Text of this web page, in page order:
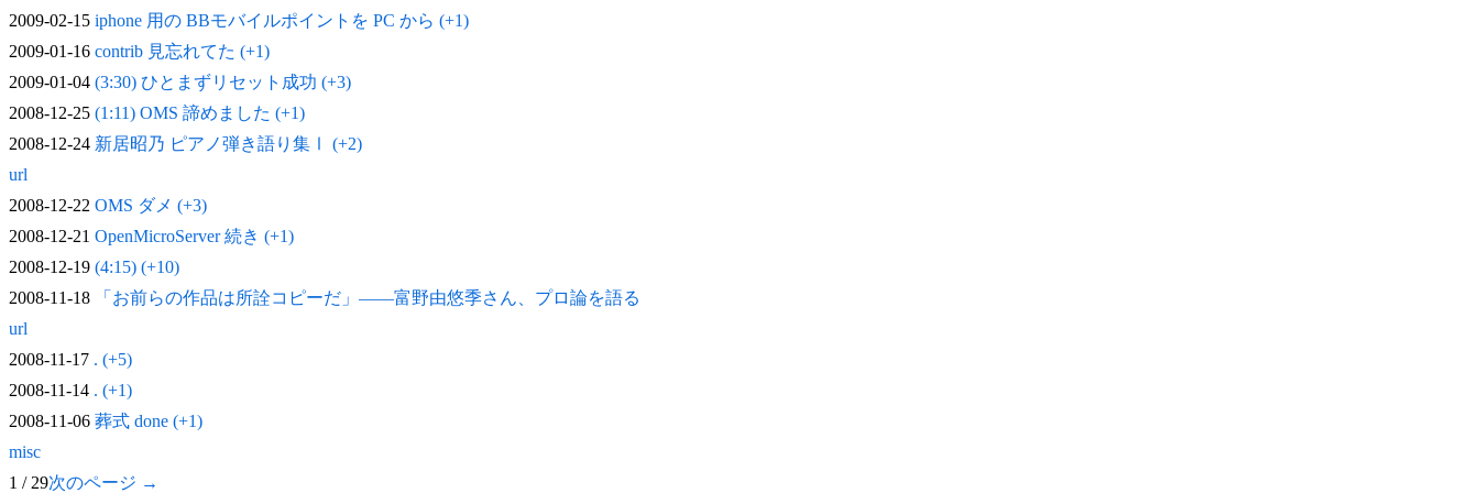
2009-02-15 iphone 用の BBモバイルポイントを PC から (+1)
2009-01-16 contrib 見忘れてた (+1)
2009-01-04 (3:30) ひとまずリセット成功 (+3)
2008-12-25 (1:11) OMS 諦めました (+1)
2008-12-24 新居昭乃 ピアノ弾き語り集Ⅰ (+2)
url
2008-12-22 OMS ダメ (+3)
2008-12-21 OpenMicroServer 続き (+1)
2008-12-19 (4:15) (+10)
2008-11-18
「お前らの作品は所詮コピーだ」——富野由悠季さん、プロ論を語る
url
2008-11-17 . (+5)
2008-11-14 . (+1)
2008-11-06 葬式 done (+1)
misc
1 / 29次のページ →